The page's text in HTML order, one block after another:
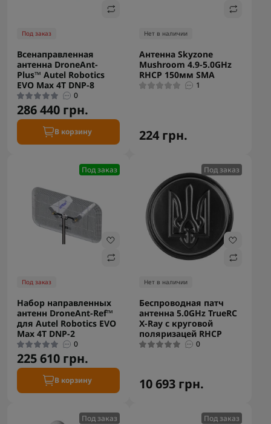
Под заказ
Всенаправленная
антенна DroneAnt-
Plus™ Autel Robotics
EVO Max 4T DNP-8
0
286 440 грн.
В корзину
Нет в наличии
Антенна Skyzone
Mushroom 4.9-5.0GHz
RHCP 150мм SMA
1
224 грн.
Под заказ
Под заказ
Набор направленных
антенн DroneAnt-Ref™
для Autel Robotics EVO
Max 4T DNP-2
0
225 610 грн.
В корзину
Под заказ
Нет в наличии
Беспроводная патч
антенна 5.0GHz TrueRC
X-Ray с круговой
поляризацей RHCP
0
10 693 грн.
Под заказ Под заказ